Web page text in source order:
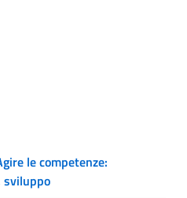
le competenze:
sviluppo